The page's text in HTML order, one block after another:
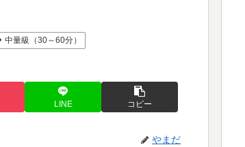
中量級（30～60分）
LINE コピー
やまだ